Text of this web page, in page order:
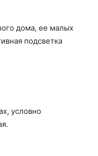
дома, ее малых
подсветка
условно